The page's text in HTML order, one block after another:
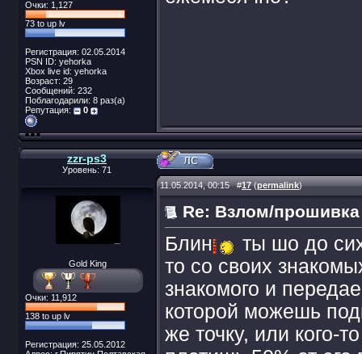
Очки: 1,127
73 to up lv
Регистрация: 02.05.2014
PSN ID: yehorka
Xbox live id: yehorka
Возраст: 29
Сообщений: 232
Поблагодарили: 8 раз(а)
Репутация:
0
zzr-ps3
Уровень: 71
Gold King
Очки: 11,912
138 to up lv
Регистрация: 25.05.2012
11.05.2014, 00:15#17(permalink)
Re: Взлом/прошивка
Блин
ты шо до
то со своих
знакомого и
которой можешь
же точку, или кого-